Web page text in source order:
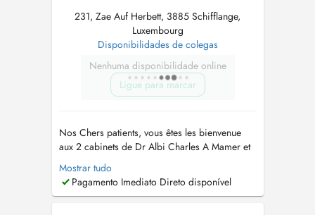
231, Zae Auf Herbett, 3885 Schifflange,
Luxembourg
Disponibilidades de colegas
Nenhuma disponibilidade online
Ligue para marcar
Nos Chers patients, vous êtes les bienvenue
aux 2 cabinets de Dr Albi Charles A Mamer et
Schifflange . Nous sommes ouverts du lundi au
vendredi de 10h à 18h30. N'hésitez pas à nous
appeler au +352 661 777 233 pour toute
Mostrar tudo
Pagamento Imediato Direto disponível